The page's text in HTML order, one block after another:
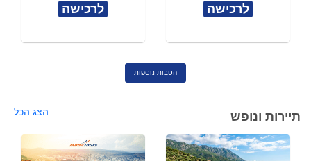
לרכישה לרכישה
הטבות נוספות
תיירות ונופש הצג הכל